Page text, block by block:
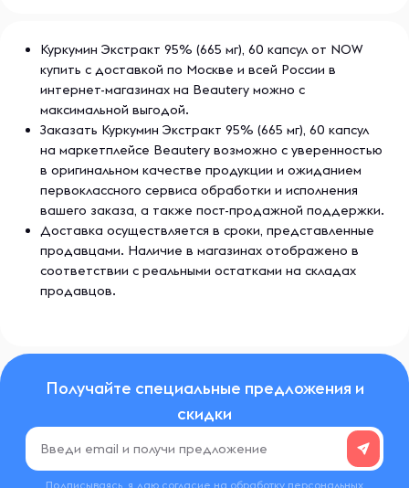
высококачественные витамины и биодобавки для
поддержания общего здоровья и благополучия. NOW
использует только натуральные и проверенные
ингредиенты для создания своих продуктов, которые
помогают укрепить иммунную систему, повысить энергию
и улучшить состояние кожи, волос и ногтей. Ассортимент
продукции включает в себя витаминные комплексы,
минералы, адаптогены и другие полезные добавки, что
делает их идеальными для людей, заботящихся о своем
здоровье.
Куркумин Экстракт 95% (665 мг), 60 капсул от NOW
купить с доставкой по Москве и всей России в
интернет-магазинах на Beautery можно с
максимальной выгодой.
Заказать Куркумин Экстракт 95% (665 мг), 60 капсул
на маркетплейсе Beautery возможно с уверенностью
в оригинальном качестве продукции и ожиданием
первоклассного сервиса обработки и исполнения
вашего заказа, а также пост-продажной поддержки.
Доставка осуществляется в сроки, представленные
продавцами. Наличие в магазинах отображено в
соответствии с реальными остатками на складах
продавцов.
Получайте специальные предложения и
скидки
Подписываясь, я даю согласие на обработку персональных